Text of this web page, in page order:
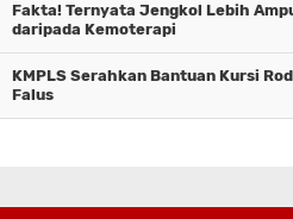
Fakta! Ternyata Jengkol Lebih
daripada Kemoterapi
KMPLS Serahkan Bantuan Kursi
Falus